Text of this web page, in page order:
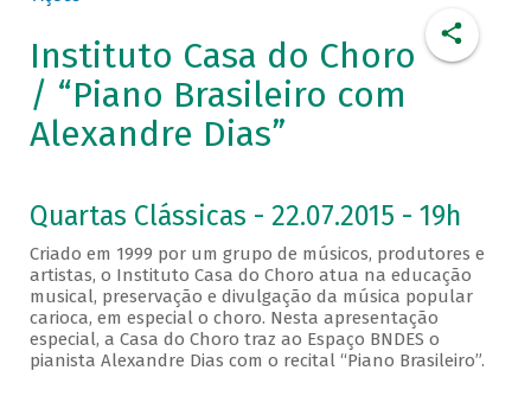
Instituto Casa do Choro
/ “Piano Brasileiro com
Alexandre Dias”
Quartas Clássicas - 22.07.2015 - 19h
Criado em 1999 por um grupo de músicos, produtores e
artistas, o Instituto Casa do Choro atua na educação
musical, preservação e divulgação da música popular
carioca, em especial o choro. Nesta apresentação
especial, a Casa do Choro traz ao Espaço BNDES o
pianista Alexandre Dias com o recital “Piano Brasileiro”.